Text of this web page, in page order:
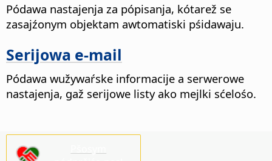
Pódawa nastajenja za pópisanja, kótarež se
zasajźonym objektam awtomatiski pśidawaju.
Serijowa e-mail
Pódawa wužywaŕske informacije a serwerowe
nastajenja, gaž serijowe listy ako mejlki sćelośo.